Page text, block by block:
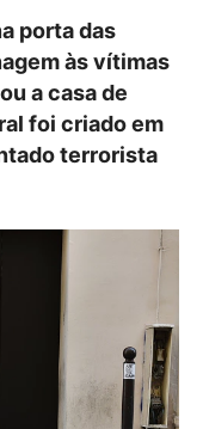
porta das
às vítimas
a casa de
foi criado em
terrorista